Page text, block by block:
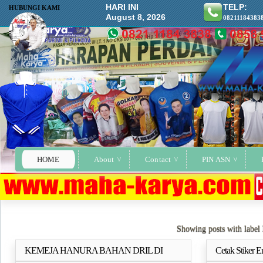
HOME About Contact PIN ASN
HUBUNGI KAMI
HARI INI
August 8, 2026
TELP:
Showing posts with label
KEMEJA HANURA BAHAN DRIL DI
Selengkapnya..
Cetak Stiker